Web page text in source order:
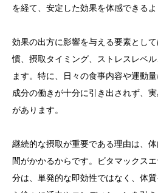
を経て、安定した効果を体感できるよ
効果の出方に影響を与える要素とし
慣、摂取タイミング、ストレスレベ
ます。特に、日々の食事内容や運動
成分の働きが十分に引き出されず、
があります。
継続的な摂取が重要である理由は、
間がかかるからです。ビタマックス
分は、単発的な即効性ではなく、体